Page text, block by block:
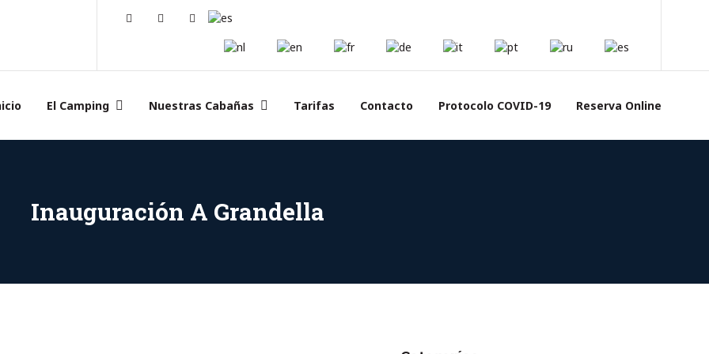
FacebookInstagramTripadvisor
El Camping Nuestras Cabañas Tarifas Contacto Protocolo COVID-19 Reserva Online
Inauguración A Grandella